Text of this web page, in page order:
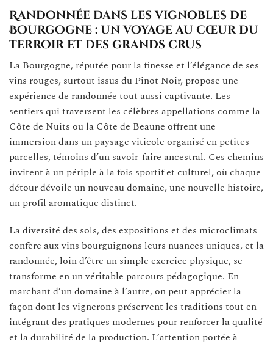
Randonnée dans les vignobles de
Bourgogne : un voyage au cœur du
terroir et des grands crus
La Bourgogne, réputée pour la finesse et l’élégance de ses
vins rouges, surtout issus du Pinot Noir, propose une
expérience de randonnée tout aussi captivante. Les
sentiers qui traversent les célèbres appellations comme la
Côte de Nuits ou la Côte de Beaune offrent une
immersion dans un paysage viticole organisé en petites
parcelles, témoins d’un savoir-faire ancestral. Ces chemins
invitent à un périple à la fois sportif et culturel, où chaque
détour dévoile un nouveau domaine, une nouvelle histoire,
un profil aromatique distinct.
La diversité des sols, des expositions et des microclimats
confère aux vins bourguignons leurs nuances uniques, et la
randonnée, loin d’être un simple exercice physique, se
transforme en un véritable parcours pédagogique. En
marchant d’un domaine à l’autre, on peut apprécier la
façon dont les vignerons préservent les traditions tout en
intégrant des pratiques modernes pour renforcer la qualité
et la durabilité de la production. L’attention portée à